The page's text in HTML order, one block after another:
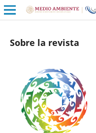
Sobre la revista